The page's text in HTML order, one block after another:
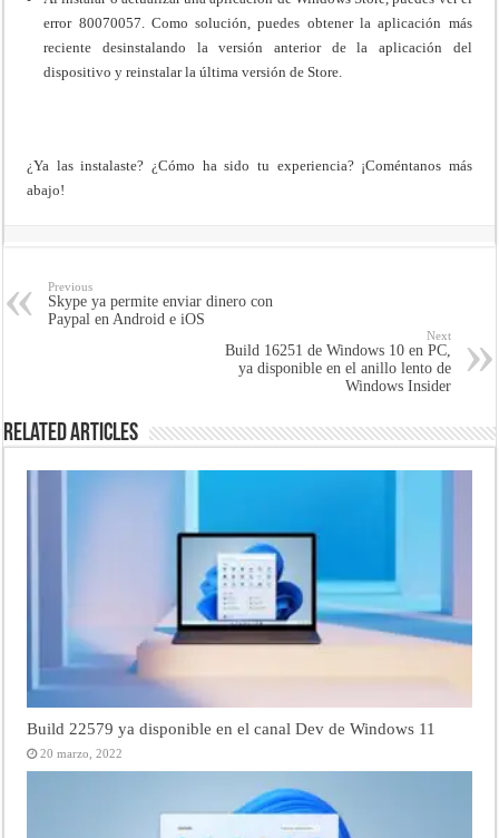
error 80070057. Como solución, puedes obtener la aplicación más
reciente desinstalando la versión anterior de la aplicación del
dispositivo y reinstalar la última versión de Store.
¿Ya las instalaste? ¿Cómo ha sido tu experiencia? ¡Coméntanos más
abajo!
Previous
Skype ya permite enviar dinero con
Paypal en Android e iOS
Next
Build 16251 de Windows 10 en PC,
ya disponible en el anillo lento de
Windows Insider
Related Articles
Build 22579 ya disponible en el canal Dev de Windows 11
20 marzo, 2022